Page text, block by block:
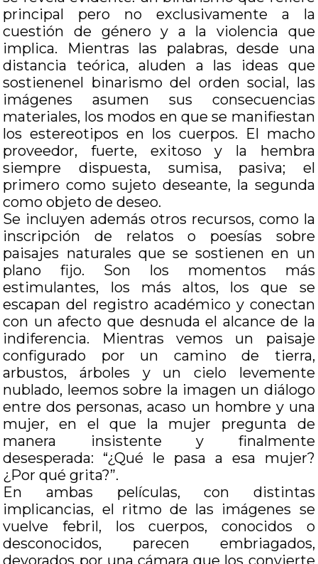
principal pero no exclusivamente a la
cuestión de género y a la violencia que
implica. Mientras las palabras, desde una
distancia teórica, aluden a las ideas que
sostienenel binarismo del orden social, las
imágenes asumen sus consecuencias
materiales, los modos en que se manifiestan
los estereotipos en los cuerpos. El macho
proveedor, fuerte, exitoso y la hembra
siempre dispuesta, sumisa, pasiva; el
primero como sujeto deseante, la segunda
como objeto de deseo.
Se incluyen además otros recursos, como la
inscripción de relatos o poesías sobre
paisajes naturales que se sostienen en un
plano fijo. Son los momentos más
estimulantes, los más altos, los que se
escapan del registro académico y conectan
con un afecto que desnuda el alcance de la
indiferencia. Mientras vemos un paisaje
configurado por un camino de tierra,
arbustos, árboles y un cielo levemente
nublado, leemos sobre la imagen un diálogo
entre dos personas, acaso un hombre y una
mujer, en el que la mujer pregunta de
manera insistente y finalmente
desesperada: “¿Qué le pasa a esa mujer?
¿Por qué grita?”.
En ambas películas, con distintas
implicancias, el ritmo de las imágenes se
vuelve febril, los cuerpos, conocidos o
desconocidos, parecen embriagados,
devorados por una cámara que los convierte